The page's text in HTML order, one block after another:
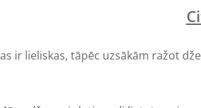
ir lieliskas, tāpēc uzsākām ražot